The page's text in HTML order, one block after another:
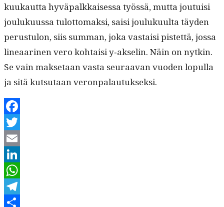
kuukaut­ta hyvä­palkkaises­sa työssä, mut­ta jou­tu­isi
jouluku­us­sa tulot­tomak­si, saisi jouluku­ul­ta täy­den
perus­tu­lon, siis sum­man, joka vas­taisi pis­tet­tä, jos­sa
lin­eaari­nen vero kohtaisi y‑akselin. Näin on nytkin.
Se vain mak­se­taan vas­ta seu­raa­van vuo­den lop­ul­la
ja sitä kut­su­taan veronpalautukseksi.
Facebook
Twitter
Email
LinkedIn
WhatsApp
Telegram